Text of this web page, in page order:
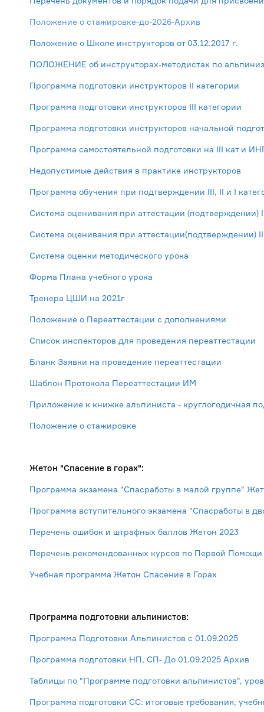
Положение о стажировке-до-2026-Архив
Положение о Школе инструкторов от 03.12.2017 г.
ПОЛОЖЕНИЕ об инструкторах-методистах по
Программа подготовки инструкторов II категории
Программа подготовки инструкторов III категории
Программа подготовки инструкторов начальной
Программа самостоятельной подготовки на III кат и
Недопустимые действия в практике инструкторов
Программа обучения при подтверждении III, II и I
Система оценивания при аттестации (подтверждении)
Система оценивания при аттестации(подтверждении)
Система оценки методического урока
Форма Плана учебного урока
Тренера ЦШИ на 2021г
Положение о Переаттестации с дополнениями
Список инспекторов для проведения переаттестации
Бланк Заявки на проведение переаттестации
Шаблон Протокола Переаттестации ИМ
Приложение к книжке альпиниста - круглогодичная
Положение о стажировке
Жетон "Спасение в горах":
Программа экзамена "Спасработы в малой группе"
Программа вступительного экзамена "Спасработы в
Перечень ошибок и штрафных баллов Жетон 2023
Перечень рекомендованных курсов по Первой
Учебная программа Жетон Спасение в Горах
Программа подготовки альпинистов:
Программа Подготовки Альпинистов с 01.09.2025
Программа подготовки НП, СП- До 01.09.2025 Архив
Таблицы по "Программе подготовки альпинистов",
Программа подготовки СС: итоговые требования,